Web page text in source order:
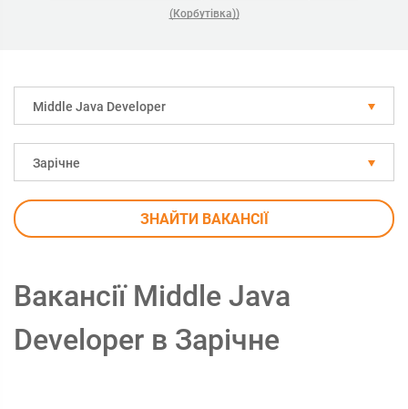
(Корбутівка))
Middle Java Developer
Зарічне
ЗНАЙТИ ВАКАНСІЇ
Вакансії Middle Java
Developer в Зарічне